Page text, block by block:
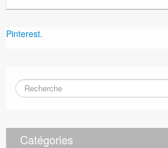
Pinterest.
Catégories